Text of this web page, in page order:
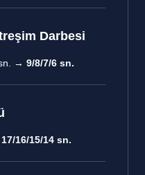
Darbesi
→ 9/8/7/6 sn.
17/16/15/14 sn.